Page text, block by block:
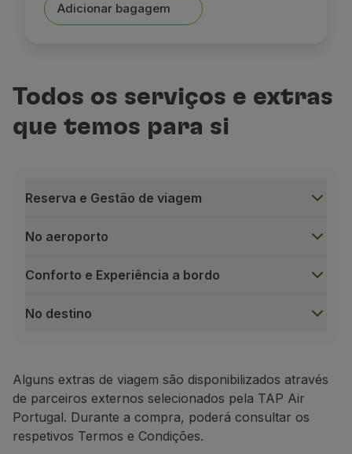
Adicionar bagagem
Todos os serviços e extras
que temos para si
Reserva e Gestão de viagem
No aeroporto
Conforto e Experiência a bordo
No destino
Bagagem de porão
Alguns extras de viagem são disponibilizados através
de parceiros externos selecionados pela TAP Air
Portugal. Durante a compra, poderá consultar os
respetivos Termos e Condições.